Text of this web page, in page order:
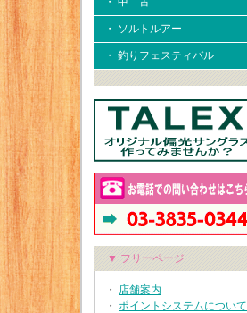
・ ソルトルアー
・ 釣りフェスティバル
▼ フリーページ
・ 店舗案内
・ ポイントシステムについて